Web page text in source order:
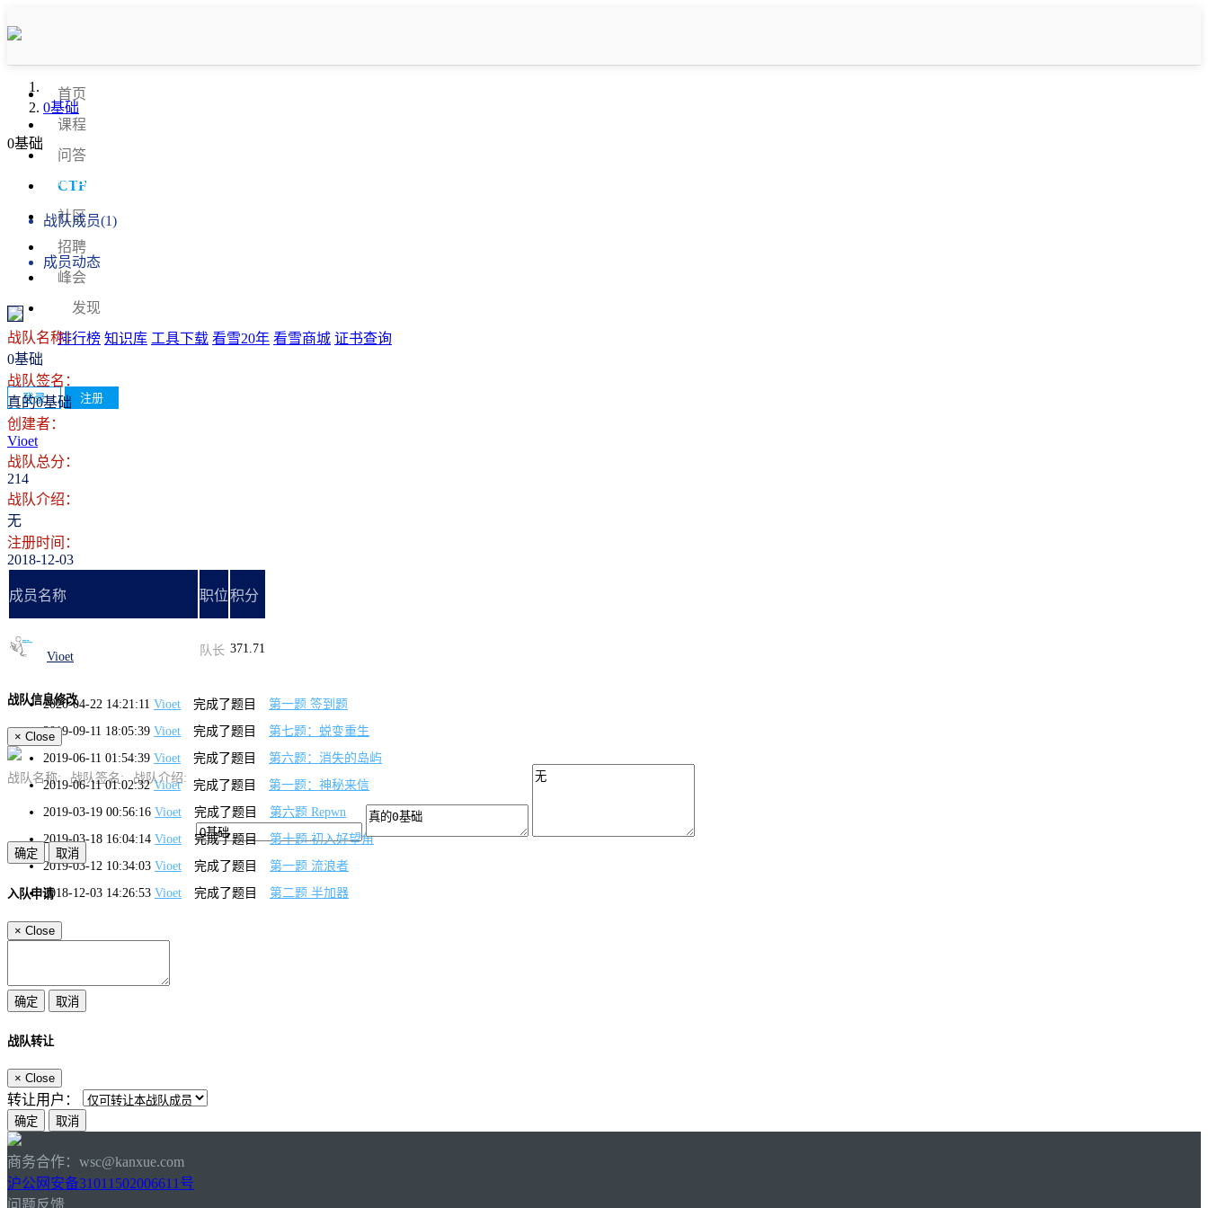
首页
课程
问答
CTF
社区
招聘
峰会
发现
排行榜 知识库 工具下载 看雪20年 看雪商城 证书查询
登录 注册
0基础
0基础
战队信息
战队成员(1)
成员动态
战队名称：
0基础
战队签名：
真的0基础
创建者：
Vioet
战队总分：
214
战队介绍：
无
注册时间：
2018-12-03
成员名称 职位积分
Vioet 队长 371.71
2020-04-22 14:21:11 Vioet 完成了题目
第一题 签到题
2019-09-11 18:05:39 Vioet 完成了题目
第七题：蜕变重生
2019-06-11 01:54:39 Vioet 完成了题目
第六题：消失的岛屿
2019-06-11 01:02:32 Vioet 完成了题目
第一题：神秘来信
2019-03-19 00:56:16 Vioet 完成了题目
第六题 Repwn
2019-03-18 16:04:14 Vioet 完成了题目
第十题 初入好望角
2019-03-12 10:34:03 Vioet 完成了题目
第一题 流浪者
2018-12-03 14:26:53 Vioet 完成了题目 第二题 半加器
战队信息修改
× Close
战队名称: 战队签名: 战队介绍:
入队申请
× Close
战队转让
× Close
转让用户：
商务合作：wsc@kanxue.com
沪公网安备31011502006611号
问题反馈